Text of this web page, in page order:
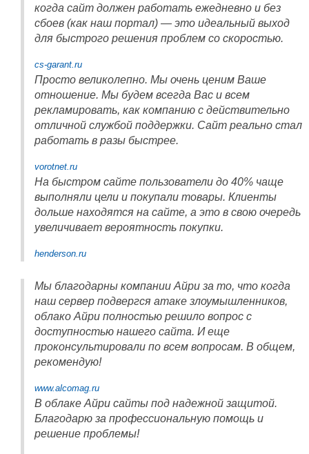
когда сайт должен работать ежедневно и без
сбоев (как наш портал) — это идеальный выход
для быстрого решения проблем со скоростью.
cs-garant.ru
Просто великолепно. Мы очень ценим Ваше
отношение. Мы будем всегда Вас и всем
рекламировать, как компанию с действительно
отличной службой поддержки. Сайт реально стал
работать в разы быстрее.
vorotnet.ru
На быстром сайте пользователи до 40% чаще
выполняли цели и покупали товары. Клиенты
дольше находятся на сайте, а это в свою очередь
увеличивает вероятность покупки.
henderson.ru
Мы благодарны компании Айри за то, что когда
наш сервер подвергся атаке злоумышленников,
облако Айри полностью решило вопрос с
доступностью нашего сайта. И еще
проконсультировали по всем вопросам. В общем,
рекомендую!
www.alcomag.ru
В облаке Айри сайты под надежной защитой.
Благодарю за профессиональную помощь и
решение проблемы!